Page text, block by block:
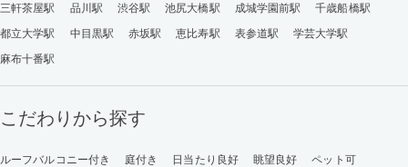
三軒茶屋駅 品川駅 渋谷駅 池尻大橋駅 成城学園前駅
千歳船橋駅
都立大学駅
中目黒駅 赤坂駅 恵比寿駅 表参道駅
学芸大学駅
麻布十番駅
こだわりから探す
ルーフバルコニー付き 庭付き 日当たり良好 眺望良好
ペット可